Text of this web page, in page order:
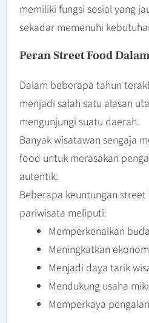
memiliki fungsi sosial yang
sekadar memenuhi
Peran Street Food
Dalam beberapa tahun
menjadi salah satu alasan
mengunjungi suatu daerah.
Banyak wisatawan sengaja
food untuk merasakan
autentik.
Beberapa keuntungan
pariwisata meliputi:
Memperkenalkan
Meningkatkan
Menjadi daya tarik
Mendukung usaha
Memperkaya